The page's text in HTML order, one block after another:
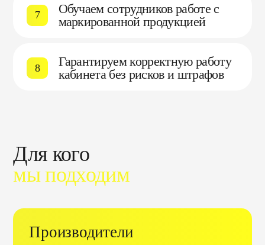
7
Обучаем сотрудников работе с
маркированной продукцией
8
Гарантируем корректную работу
кабинета без рисков и штрафов
Для кого
мы подходим
Производители